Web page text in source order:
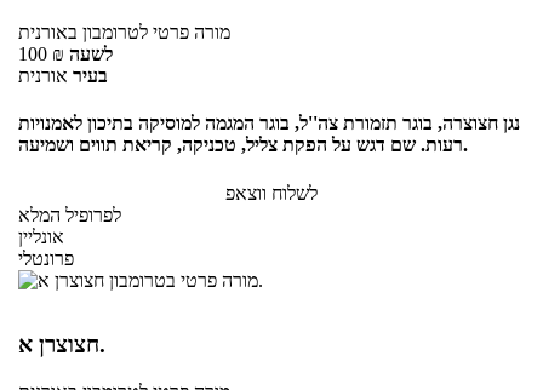
מורה פרטי לטרומבון באורנית
100 ₪ לשעה
בעיר אורנית
נגן חצוצרה, בוגר תזמורת צה''ל, בוגר המגמה למוסיקה בתיכון לאמנויות
רעות. שם דגש על הפקת צליל, טכניקה, קריאת תווים ושמיעה.
לשלוח ווצאפ
לפרופיל המלא
אונליין
פרונטלי
חצוצרן א.